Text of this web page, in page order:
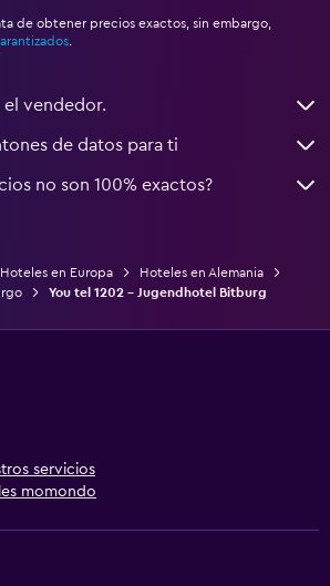
de obtener precios exactos, sin embargo,
vendedor.
de datos para ti
no son 100% exactos?
Hoteles en Europa
Hoteles en Alemania
You tel 1202 - Jugendhotel Bitburg
servicios
momondo